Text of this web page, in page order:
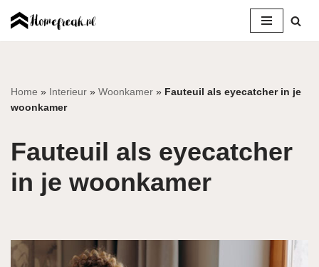
inhoud
Home » Interieur » Woonkamer » Fauteuil als eyecatcher in je
woonkamer
Fauteuil als eyecatcher
in je woonkamer